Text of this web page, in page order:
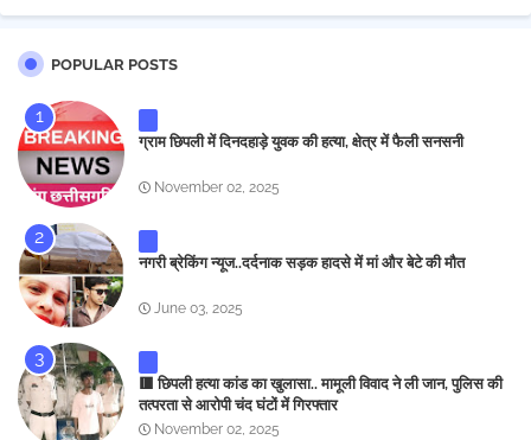
POPULAR POSTS
ग्राम छिपली में दिनदहाड़े युवक की हत्या, क्षेत्र में फैली सनसनी
November 02, 2025
नगरी ब्रेकिंग न्यूज..दर्दनाक सड़क हादसे में मां और बेटे की मौत
June 03, 2025
🟥 छिपली हत्या कांड का खुलासा.. मामूली विवाद ने ली जान, पुलिस की
तत्परता से आरोपी चंद घंटों में गिरफ्तार
November 02, 2025